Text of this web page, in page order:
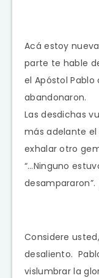
Acá estoy
parte te hable
el Apóstol
abandonaron.
Las desdichas
más adelante el
exhalar otro
“…Ninguno
Considere
desaliento.
vislumbrar la